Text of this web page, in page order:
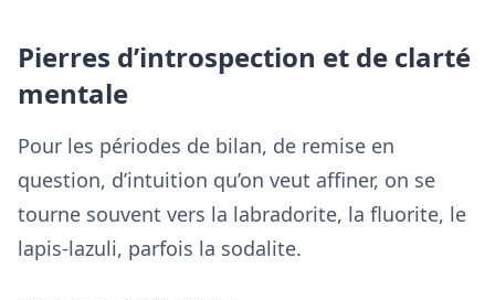
Pierres d’introspection et de clarté
mentale
Pour les périodes de bilan, de remise en
question, d’intuition qu’on veut affiner, on se
tourne souvent vers la labradorite, la fluorite, le
lapis-lazuli, parfois la sodalite.